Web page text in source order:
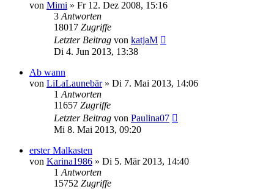
von Mimi » Fr 12. Dez 2008, 15:16
3 Antworten
18017 Zugriffe
Letzter Beitrag von katjaM
Di 4. Jun 2013, 13:38
Ab wann
von LiLaLaunebär» Di 7. Mai 2013, 14:06
1 Antworten
11657 Zugriffe
Letzter Beitrag von Paulina07
Mi 8. Mai 2013, 09:20
erster Malkasten
von Karina1986 » Di 5. Mär 2013, 14:40
1 Antworten
15752 Zugriffe